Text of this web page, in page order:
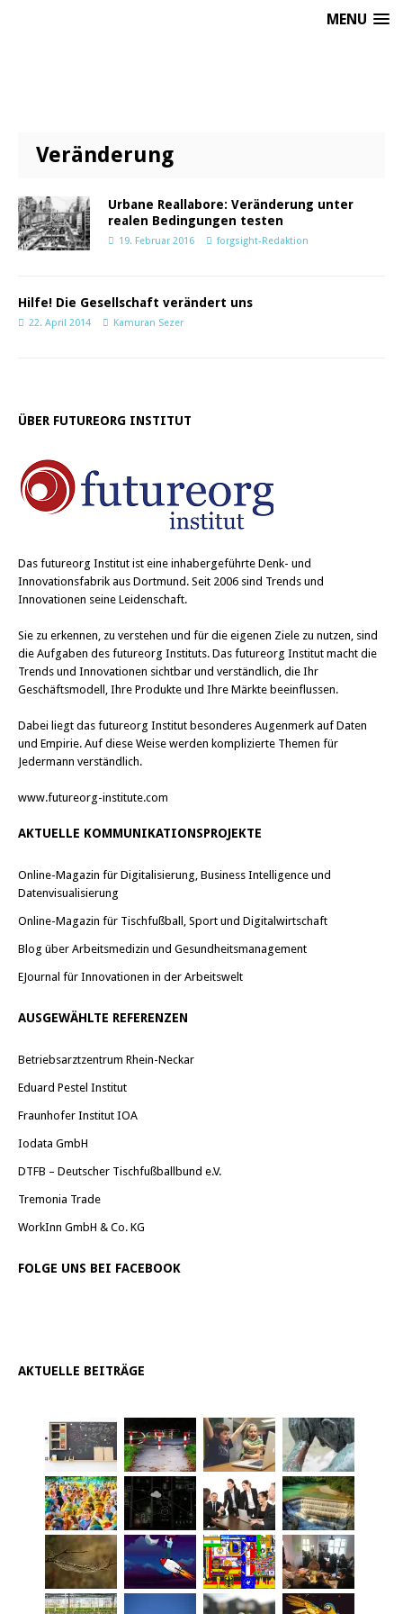
MENU
Veränderung
Urbane Reallabore: Veränderung unter
realen Bedingungen testen
19. Februar 2016 forgsight-Redaktion
Hilfe! Die Gesellschaft verändert uns
22. April 2014 Kamuran Sezer
ÜBER FUTUREORG INSTITUT
Das futureorg Institut ist eine inhabergeführte Denk- und
Innovationsfabrik aus Dortmund. Seit 2006 sind Trends und
Innovationen seine Leidenschaft.
Sie zu erkennen, zu verstehen und für die eigenen Ziele zu nutzen, sind
die Aufgaben des futureorg Instituts. Das futureorg Institut macht die
Trends und Innovationen sichtbar und verständlich, die Ihr
Geschäftsmodell, Ihre Produkte und Ihre Märkte beeinflussen.
Dabei liegt das futureorg Institut besonderes Augenmerk auf Daten
und Empirie. Auf diese Weise werden komplizierte Themen für
Jedermann verständlich.
www.futureorg-institute.com
AKTUELLE KOMMUNIKATIONSPROJEKTE
Online-Magazin für Digitalisierung, Business Intelligence und
Datenvisualisierung
Online-Magazin für Tischfußball, Sport und Digitalwirtschaft
Blog über Arbeitsmedizin und Gesundheitsmanagement
EJournal für Innovationen in der Arbeitswelt
AUSGEWÄHLTE REFERENZEN
Betriebsarztzentrum Rhein-Neckar
Eduard Pestel Institut
Fraunhofer Institut IOA
Iodata GmbH
DTFB – Deutscher Tischfußballbund e.V.
Tremonia Trade
WorkInn GmbH & Co. KG
FOLGE UNS BEI FACEBOOK
AKTUELLE BEITRÄGE